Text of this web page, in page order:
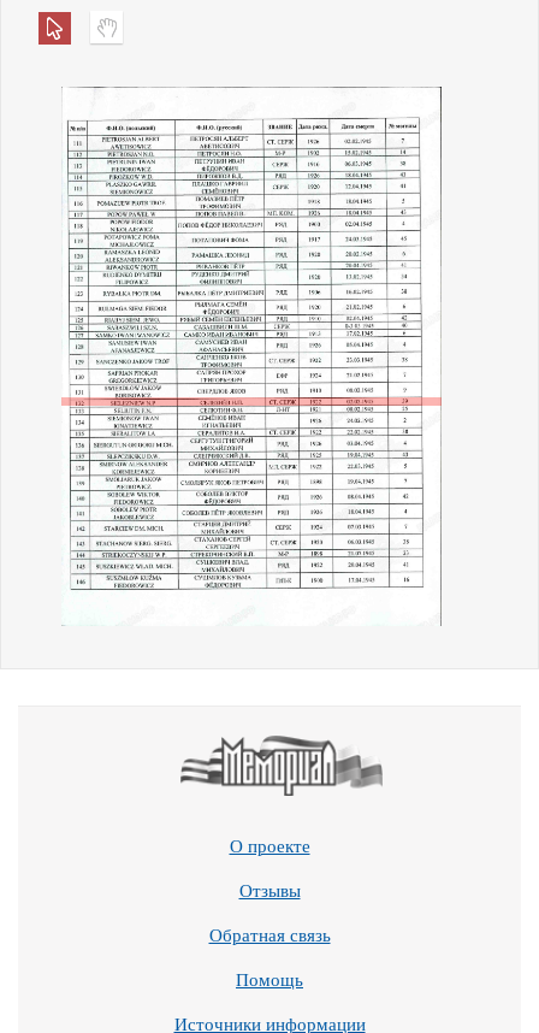
О проекте
Отзывы
Обратная связь
Помощь
Источники информации